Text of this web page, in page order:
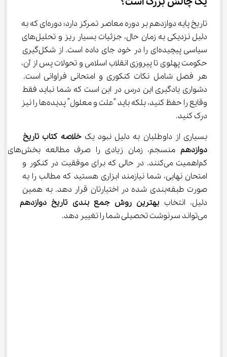
تاریخ پایه دوازدهم بر دوره معاصر تمرکز دارد؛ دوره‌ای که به
دلیل نزدیکی به زمان حال، جزئیات بسیار ریز و تحلیل‌های
سیاسی پیچیده‌ای را در خود جای داده است. از شکل‌گیری
حکومت پهلوی تا پیروزی انقلاب اسلامی و تحولات پس از آن،
هر فصل شامل نکات کنکوری و امتحانی فراوانی است.
دشواری یادگیری این درس در این است که شما نباید فقط
وقایع را حفظ کنید، بلکه باید “علت و معلول” پدیده‌ها را نیز
درک کنید.
بسیاری از داوطلبان به دلیل نبود یک خلاصه کتاب تاریخ
دوازدهم
منسجم، زمان زیادی را صرف مطالعه بخش‌های
کم‌اهمیت می‌کنند. در حالی که برای موفقیت در کنکور و
امتحان نهایی، شما نیازمند ابزاری هستید که مطالب را به
صورت طبقه‌بندی شده در اختیارتان قرار دهد. به همین
دلیل، انتخاب بهترین روش جمع بندی تاریخ دوازدهم
می‌تواند سرنوشت تحصیلی شما را تغییر دهد.